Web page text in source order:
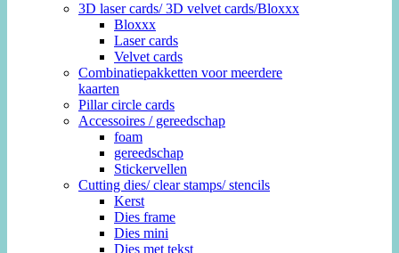
3D laser cards/ 3D velvet cards/Bloxxx
Bloxxx
Laser cards
Velvet cards
Combinatiepakketten voor meerdere
kaarten
Pillar circle cards
Accessoires / gereedschap
foam
gereedschap
Stickervellen
Cutting dies/ clear stamps/ stencils
Kerst
Dies frame
Dies mini
Dies met tekst